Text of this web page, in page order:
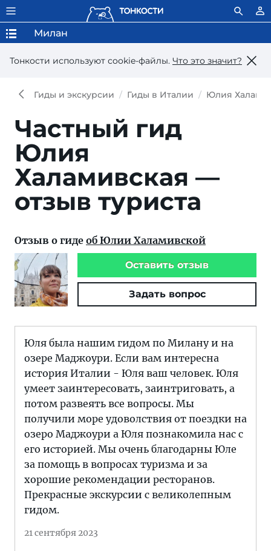
Тонкости используют сookie-файлы. Что это значит?
Милан
Гиды и экскурсии Гиды в Италии Юлия
Частный гид
Юлия
Халамивская —
отзыв туриста
Отзыв о гиде об Юлии Халамивской
Оставить отзыв
Задать вопрос
Юля была нашим гидом по Милану и на
озере Маджоури. Если вам интересна
история Италии - Юля ваш человек. Юля
умеет заинтересовать, заинтриговать, а
потом развеять все вопросы. Мы
получили море удоволствия от поездки на
озеро Маджоури а Юля познакомила нас с
его историей. Мы очень благодарны Юле
за помощь в вопросах туризма и за
хорошие рекомендации ресторанов.
Прекрасные экскурсии с великолепным
гидом.
21 сентября 2023